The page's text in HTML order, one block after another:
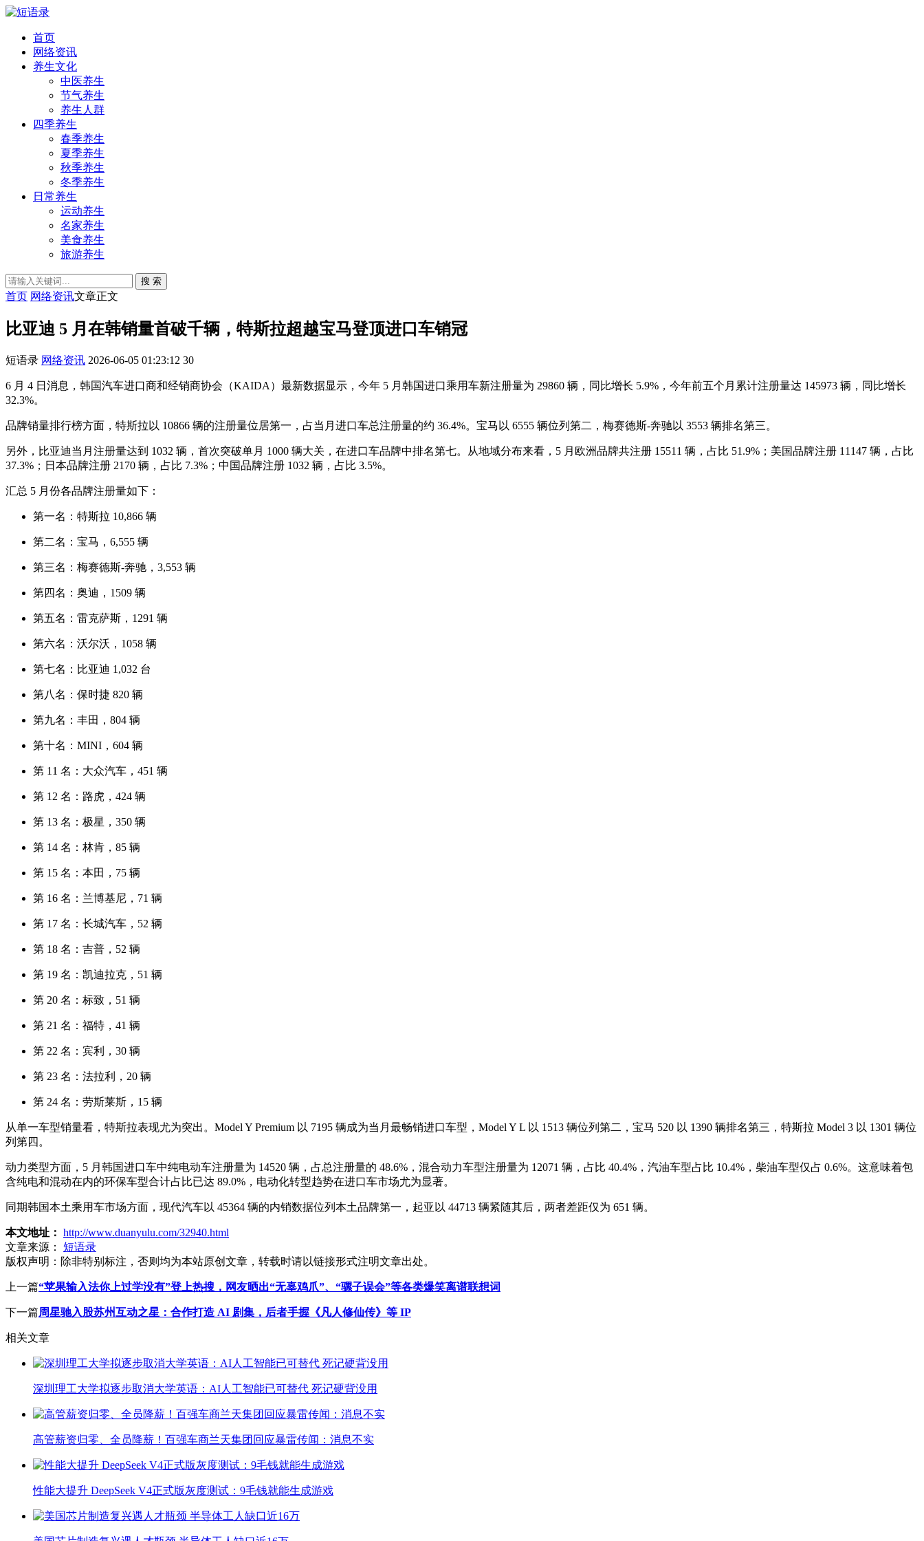
首页
网络资讯
养生文化
中医养生
节气养生
养生人群
四季养生
春季养生
夏季养生
秋季养生
冬季养生
日常养生
运动养生
名家养生
美食养生
旅游养生
搜 索
首页 网络资讯文章正文
比亚迪 5 月在韩销量首破千辆，特斯拉超越宝马登顶进口车销冠
短语录 网络资讯 2026-06-05 01:23:12 30
6 月 4 日消息，韩国汽车进口商和经销商协会（KAIDA）最新数据显示，今年 5 月韩国进口乘用车新注册量为 29860 辆，同比增长 5.9%，今年前五个月累计注册量达 145973 辆，同比增长
32.3%。
品牌销量排行榜方面，特斯拉以 10866 辆的注册量位居第一，占当月进口车总注册量的约 36.4%。宝马以 6555 辆位列第二，梅赛德斯-奔驰以 3553 辆排名第三。
另外，比亚迪当月注册量达到 1032 辆，首次突破单月 1000 辆大关，在进口车品牌中排名第七。从地域分布来看，5 月欧洲品牌共注册 15511 辆，占比 51.9%；美国品牌注册 11147 辆，占比
37.3%；日本品牌注册 2170 辆，占比 7.3%；中国品牌注册 1032 辆，占比 3.5%。
汇总 5 月份各品牌注册量如下：
第一名：特斯拉 10,866 辆
第二名：宝马，6,555 辆
第三名：梅赛德斯-奔驰，3,553 辆
第四名：奥迪，1509 辆
第五名：雷克萨斯，1291 辆
第六名：沃尔沃，1058 辆
第七名：比亚迪 1,032 台
第八名：保时捷 820 辆
第九名：丰田，804 辆
第十名：MINI，604 辆
第 11 名：大众汽车，451 辆
第 12 名：路虎，424 辆
第 13 名：极星，350 辆
第 14 名：林肯，85 辆
第 15 名：本田，75 辆
第 16 名：兰博基尼，71 辆
第 17 名：长城汽车，52 辆
第 18 名：吉普，52 辆
第 19 名：凯迪拉克，51 辆
第 20 名：标致，51 辆
第 21 名：福特，41 辆
第 22 名：宾利，30 辆
第 23 名：法拉利，20 辆
第 24 名：劳斯莱斯，15 辆
从单一车型销量看，特斯拉表现尤为突出。Model Y Premium 以 7195 辆成为当月最畅销进口车型，Model Y L 以 1513 辆位列第二，宝马 520 以 1390 辆排名第三，特斯拉 Model 3 以 1301 辆位
列第四。
动力类型方面，5 月韩国进口车中纯电动车注册量为 14520 辆，占总注册量的 48.6%，混合动力车型注册量为 12071 辆，占比 40.4%，汽油车型占比 10.4%，柴油车型仅占 0.6%。这意味着包
含纯电和混动在内的环保车型合计占比已达 89.0%，电动化转型趋势在进口车市场尤为显著。
同期韩国本土乘用车市场方面，现代汽车以 45364 辆的内销数据位列本土品牌第一，起亚以 44713 辆紧随其后，两者差距仅为 651 辆。
本文地址： http://www.duanyulu.com/32940.html
文章来源：
短语录
版权声明： 除非特别标注，否则均为本站原创文章，转载时请以链接形式注明文章出处。
上一篇“苹果输入法你上过学没有”登上热搜，网友晒出“无辜鸡爪”、“骡子误会”等各类爆笑离谱联想词
下一篇周星驰入股苏州互动之星：合作打造 AI 剧集，后者手握《凡人修仙传》等 IP
相关文章
深圳理工大学拟逐步取消大学英语：AI人工智能已可替代 死记硬背没用
高管薪资归零、全员降薪！百强车商兰天集团回应暴雷传闻：消息不实
性能大提升 DeepSeek V4正式版灰度测试：9毛钱就能生成游戏